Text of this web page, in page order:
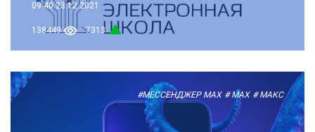
09:40 23.12.2021
138449 7313
#МЕССЕНДЖЕР MAX # MAX # МАКС